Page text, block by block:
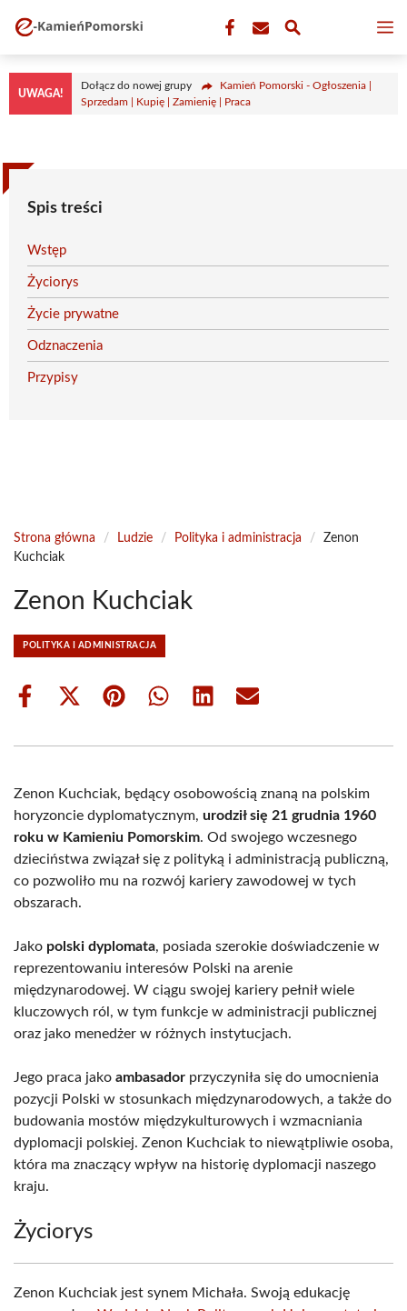
treści
UWAGA!
Dołącz do nowej grupy
Kamień Pomorski - Ogłoszenia |
Sprzedam | Kupię | Zamienię | Praca
Spis treści
Wstęp
Życiorys
Życie prywatne
Odznaczenia
Przypisy
Strona główna / Ludzie / Polityka i administracja /
Zenon
Kuchciak
Zenon Kuchciak
POLITYKA I ADMINISTRACJA
Share
Share
(Twitter)
Share Share Share Share
Zenon Kuchciak, będący osobowością znaną na polskim
horyzoncie dyplomatycznym, urodził się 21 grudnia 1960
roku w Kamieniu Pomorskim. Od swojego wczesnego
dzieciństwa związał się z polityką i administracją publiczną,
co pozwoliło mu na rozwój kariery zawodowej w tych
obszarach.
Jako polski dyplomata, posiada szerokie doświadczenie w
reprezentowaniu interesów Polski na arenie
międzynarodowej. W ciągu swojej kariery pełnił wiele
kluczowych ról, w tym funkcje w administracji publicznej
oraz jako menedżer w różnych instytucjach.
Jego praca jako ambasador przyczyniła się do umocnienia
pozycji Polski w stosunkach międzynarodowych, a także do
budowania mostów międzykulturowych i wzmacniania
dyplomacji polskiej. Zenon Kuchciak to niewątpliwie osoba,
która ma znaczący wpływ na historię dyplomacji naszego
kraju.
Życiorys
Zenon Kuchciak jest synem Michała. Swoją edukację